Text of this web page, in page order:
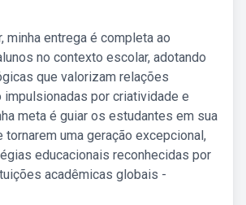
minha entrega é completa ao
no contexto escolar, adotando
que valorizam relações
impulsionadas por criatividade e
meta é guiar os estudantes em sua
tornarem uma geração excepcional,
educacionais reconhecidas por
acadêmicas globais -